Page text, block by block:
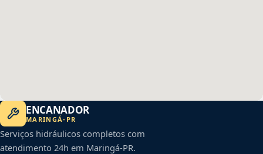
ENCANADOR
MARINGÁ- PR
Serviços hidráulicos completos com
atendimento 24h em Maringá-PR.